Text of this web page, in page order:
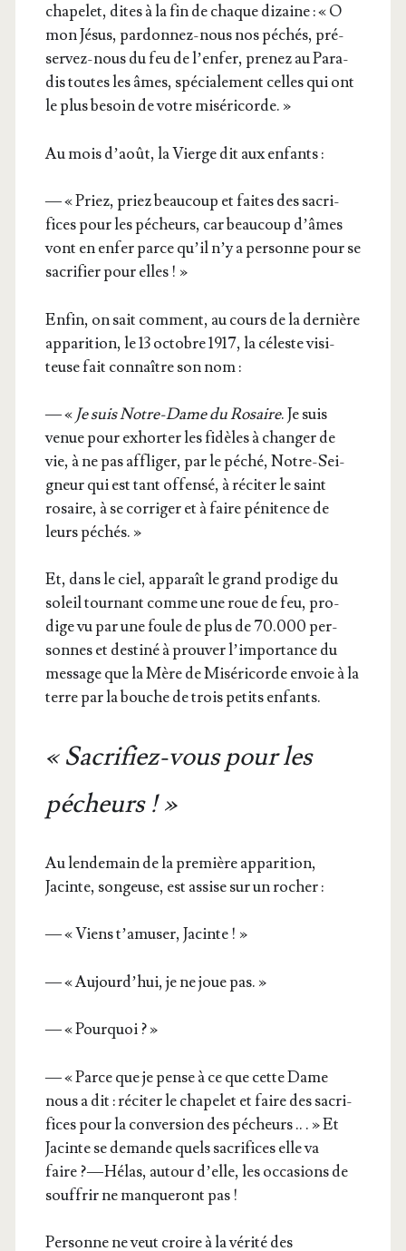
cha­pe­let, dites à la fin de chaque dizaine : « O
mon Jésus, par­don­nez-nous nos péchés, pré­
ser­vez-nous du feu de l’en­fer, pre­nez au Para­
dis toutes les âmes, spé­cia­le­ment celles qui ont
le plus besoin de votre miséricorde. »
Au mois d’août, la Vierge dit aux enfants :
— « Priez, priez beau­coup et faites des sacri­
fices pour les pécheurs, car beau­coup d’âmes
vont en enfer parce qu’il n’y a per­sonne pour se
sacri­fier pour elles ! »
Enfin, on sait com­ment, au cours de la der­nière
appa­ri­tion, le 13 octobre 1917, la céleste visi­
teuse fait connaître son nom :
— « Je suis Notre-Dame du Rosaire. Je suis
venue pour exhor­ter les fidèles à chan­ger de
vie, à ne pas affli­ger, par le péché, Notre-Sei­
gneur qui est tant offen­sé, à réci­ter le saint
rosaire, à se cor­ri­ger et à faire péni­tence de
leurs péchés. »
Et, dans le ciel, appa­raît le grand pro­dige du
soleil tour­nant comme une roue de feu, pro­
dige vu par une foule de plus de 70.000 per­
sonnes et des­ti­né à prou­ver l’im­por­tance du
mes­sage que la Mère de Misé­ri­corde envoie à la
terre par la bouche de trois petits enfants.
« Sacrifiez-vous pour les
pécheurs ! »
Au len­de­main de la pre­mière appa­ri­tion,
Jacinte, son­geuse, est assise sur un rocher :
— « Viens t’a­mu­ser, Jacinte ! »
— « Aujourd’­hui, je ne joue pas. »
— « Pourquoi ? »
— « Parce que je pense à ce que cette Dame
nous a dit : réci­ter le cha­pe­let et faire des sacri­
fices pour la conver­sion des pécheurs .. . » Et
Jacinte se demande quels sacri­fices elle va
faire ? — Hélas, autour d’elle, les occa­sions de
souf­frir ne man­que­ront pas !
Per­sonne ne veut croire à la véri­té des